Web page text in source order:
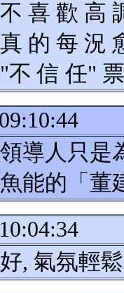
喜 歡 高
的 每 況
不 信 任" 票
導人只是
能的「董
, 氣氛輕